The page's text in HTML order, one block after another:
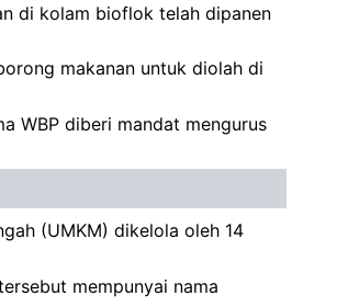
di kolam bioflok telah dipanen
makanan untuk diolah di
WBP diberi mandat mengurus
(UMKM) dikelola oleh 14
mempunyai nama